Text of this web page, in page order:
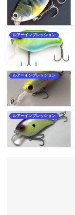
ルアーインプレッション
ルアーインプレッション
ルアーインプレッション